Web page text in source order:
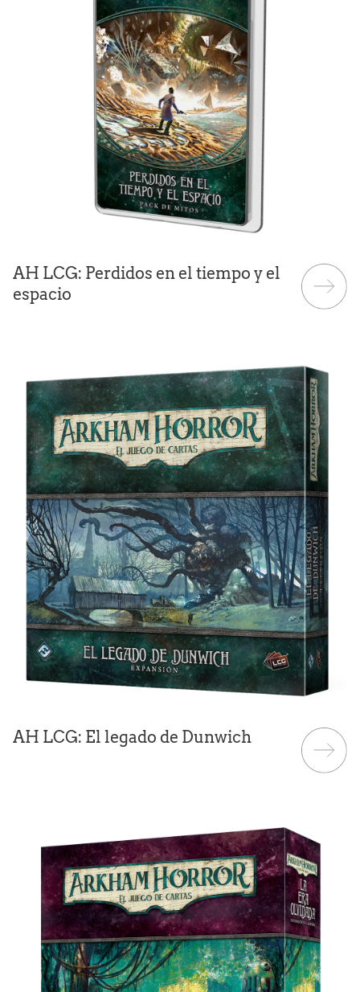
AH LCG: Perdidos en el tiempo y el
espacio
AH LCG: El legado de Dunwich